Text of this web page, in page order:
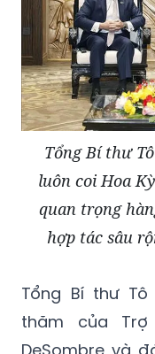
Tổng Bí thư
luôn coi Hoa
quan trọng
hợp tác sâu
Tổng Bí thư Tô
thăm của Trợ